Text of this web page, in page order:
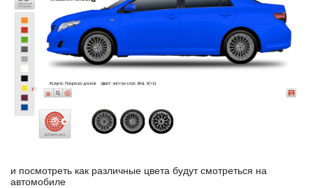
и посмотреть как различные цвета будут смотреться на
автомобиле